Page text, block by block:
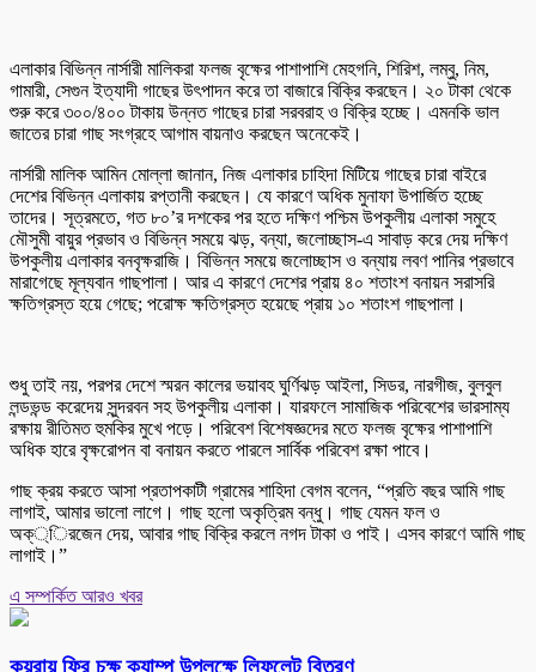
এলাকার বিভিন্ন নার্সারী মালিকরা ফলজ বৃক্ষের পাশাপাশি মেহগনি, শিরিশ, লম্বু, নিম,
গামারী, সেগুন ইত্যাদী গাছের উৎপাদন করে তা বাজারে বিক্রি করছেন। ২০ টাকা থেকে
শুরু করে ৩০০/৪০০ টাকায় উন্নত গাছের চারা সরবরাহ ও বিক্রি হচ্ছে। এমনকি ভাল
জাতের চারা গাছ সংগ্রহে আগাম বায়নাও করছেন অনেকেই।
নার্সারী মালিক আমিন মোল্লা জানান, নিজ এলাকার চাহিদা মিটিয়ে গাছের চারা বাইরে
দেশের বিভিন্ন এলাকায় রপ্তানী করছেন। যে কারণে অধিক মুনাফা উপার্জিত হচ্ছে
তাদের। সূত্রমতে, গত ৮০’র দশকের পর হতে দক্ষিণ পশ্চিম উপকুলীয় এলাকা সমুহে
মৌসুমী বায়ুর প্রভাব ও বিভিন্ন সময়ে ঝড়, বন্যা, জলোচ্ছাস-এ সাবাড় করে দেয় দক্ষিণ
উপকুলীয় এলাকার বনবৃক্ষরাজি। বিভিন্ন সময়ে জলোচ্ছাস ও বন্যায় লবণ পানির প্রভাবে
মারাগেছে মূল্যবান গাছপালা। আর এ কারণে দেশের প্রায় ৪০ শতাংশ বনায়ন সরাসরি
ক্ষতিগ্রস্ত হয়ে গেছে; পরোক্ষ ক্ষতিগ্রস্ত হয়েছে প্রায় ১০ শতাংশ গাছপালা।
শুধু তাই নয়, পরপর দেশে স্মরন কালের ভয়াবহ ঘুর্ণিঝড় আইলা, সিডর, নারগীজ, বুলবুল
লন্ডভন্ড করেদেয় সুন্দরবন সহ উপকুলীয় এলাকা। যারফলে সামাজিক পরিবেশের ভারসাম্য
রক্ষায় রীতিমত হুমকির মুখে পড়ে। পরিবেশ বিশেষজ্ঞদের মতে ফলজ বৃক্ষের পাশাপাশি
অধিক হারে বৃক্ষরোপন বা বনায়ন করতে পারলে সার্বিক পরিবেশ রক্ষা পাবে।
গাছ ক্রয় করতে আসা প্রতাপকাটী গ্রামের শাহিদা বেগম বলেন, “প্রতি বছর আমি গাছ
লাগাই, আমার ভালো লাগে। গাছ হলো অকৃত্রিম বন্ধু। গাছ যেমন ফল ও
অক্্িরজেন দেয়, আবার গাছ বিক্রি করলে নগদ টাকা ও পাই। এসব কারণে আমি গাছ
লাগাই।”
এ সম্পর্কিত আরও খবর
কয়রায় ফ্রি চক্ষু ক্যাম্প উপলক্ষে লিফলেট বিতরণ